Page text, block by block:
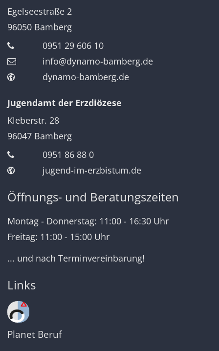
Egelseestraße 2
96050 Bamberg
0951 29 606 10
info@dynamo-bamberg.de
dynamo-bamberg.de
Jugendamt der Erzdiözese
Kleberstr. 28
96047 Bamberg
0951 86 88 0
jugend-im-erzbistum.de
Öffnungs- und Beratungszeiten
Montag - Donnerstag: 11:00 - 16:30 Uhr
Freitag: 11:00 - 15:00 Uhr
... und nach Terminvereinbarung!
Links
Planet Beruf